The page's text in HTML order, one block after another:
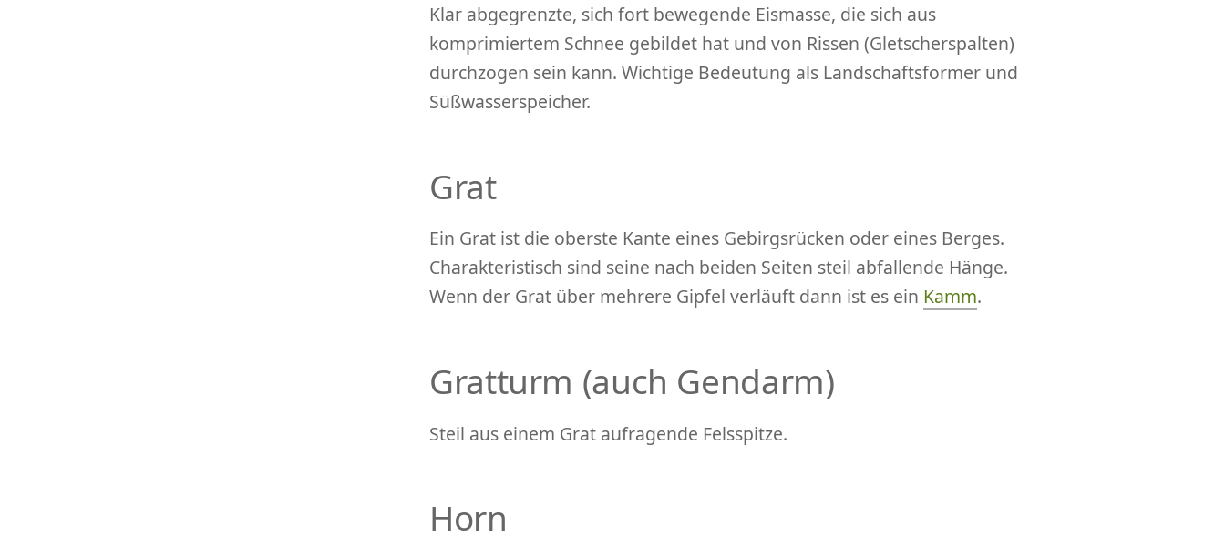
Klar abgegrenzte, sich fort bewegende Eismasse, die sich aus
komprimiertem Schnee gebildet hat und von Rissen (Gletscherspalten)
durchzogen sein kann. Wichtige Bedeutung als Landschaftsformer und
Süßwasserspeicher.
Grat
Ein Grat ist die oberste Kante eines Gebirgsrücken oder eines Berges.
Charakteristisch sind seine nach beiden Seiten steil abfallende Hänge.
Wenn der Grat über mehrere Gipfel verläuft dann ist es ein Kamm.
Gratturm (auch Gendarm)
Steil aus einem Grat aufragende Felsspitze.
Horn